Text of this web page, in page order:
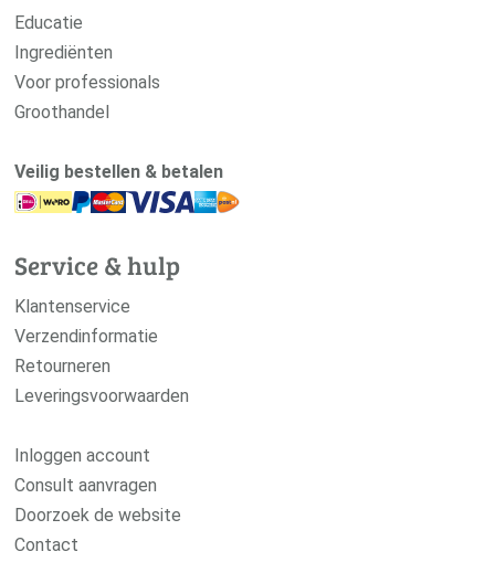
Educatie
Ingrediënten
Voor professionals
Groothandel
Veilig bestellen & betalen
Service & hulp
Klantenservice
Verzendinformatie
Retourneren
Leveringsvoorwaarden
Inloggen account
Consult aanvragen
Doorzoek de website
Contact